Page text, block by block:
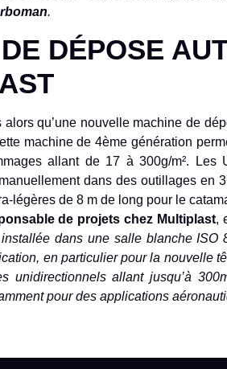
.
DÉPOSE
alors qu’une nouvelle machine de
machine de 4ème génération
allant de 17 à 300g/m².
dans des outillages en
légères de 8 m de long pour le
de projets chez Multiplast,
dans une salle blanche ISO
en particulier pour la nouvelle
unidirectionnels allant jusqu’à
pour des applications